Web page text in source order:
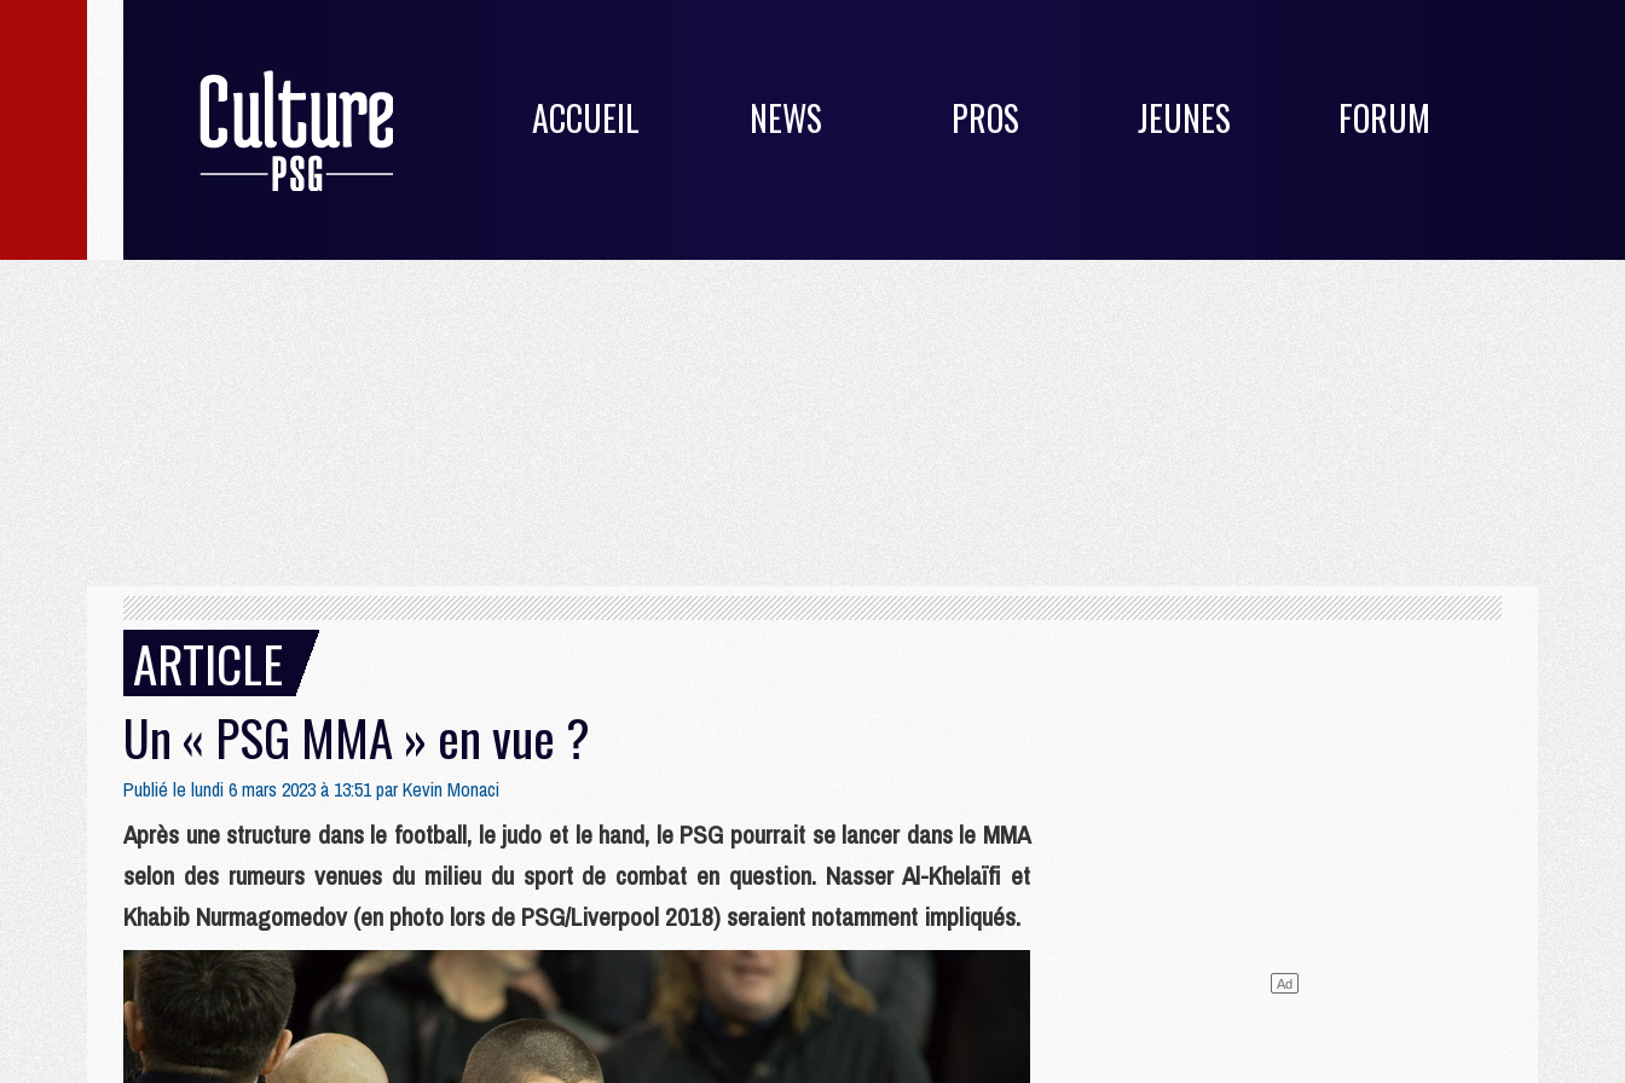
ACCUEIL NEWS PROS JEUNES FORUM
ARTICLE
Un « PSG MMA » en vue ?
Publié le lundi 6 mars 2023 à 13:51 parKevin Monaci
Après une structure dans le football, le judo et le hand, le PSG pourrait se lancer dans le MMA
selon des rumeurs venues du milieu du sport de combat en question. Nasser Al-Khelaïfi et
Khabib Nurmagomedov (en photo lors de PSG/Liverpool 2018) seraient notamment impliqués.